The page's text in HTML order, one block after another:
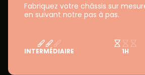
Fabriquez votre châssis sur
en suivant notre pas à pas.
INTERMÉDIAIRE 1H